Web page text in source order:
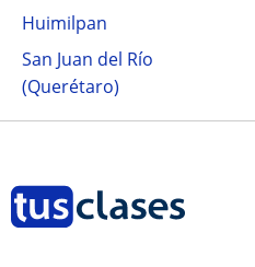
Huimilpan
San Juan del Río
(Querétaro)